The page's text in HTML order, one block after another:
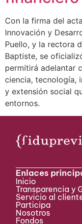
Con la firma del
Innovación y
Puello, y la rectora
Baptiste, se
permitirá adelantar
ciencia, tecnología,
y extensión social
entornos.
Enlaces
Inicio
Transparencia y
Servicio al
Participa ​
Nosotros
Fondos